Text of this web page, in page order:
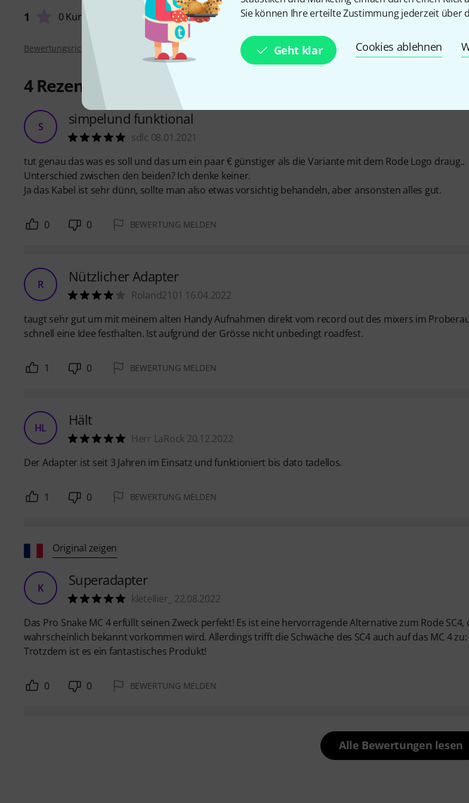
Sie können Ihre erteilte Zustimmung jederzeit über
Geht klar Cookies ablehnen
1 0 Kunden
Bewertungsrichtlinien
4Rezensionen
S simpelund funktional
sdlc 08.01.2021
tut genau das was es soll und das um ein paar € günstiger als die Variante mit dem Rode Logo draug..
Unterschied zwischen den beiden? Ich denke keiner.
Ja das Kabel ist sehr dünn, sollte man also etwas vorsichtig behandeln, aber ansonsten alles gut.
0 0 BEWERTUNG MELDEN
R Nützlicher Adapter
Roland2101 16.04.2022
taugt sehr gut um mit meinem alten Handy Aufnahmen direkt vom record out des mixers im
schnell eine Idee festhalten. Ist aufgrund der Grösse nicht unbedingt roadfest.
1 0 BEWERTUNG MELDEN
HL Hält
Herr LaRock 20.12.2022
Der Adapter ist seit 3 Jahren im Einsatz und funktioniert bis dato tadellos.
1 0 BEWERTUNG MELDEN
Original zeigen
K Superadapter
kletellier_ 22.08.2022
Das Pro Snake MC 4 erfüllt seinen Zweck perfekt! Es ist eine hervorragende Alternative zum Rode SC4,
wahrscheinlich bekannt vorkommen wird. Allerdings trifft die Schwäche des SC4 auch auf das MC 4
Trotzdem ist es ein fantastisches Produkt!
0 0 BEWERTUNG MELDEN
Alle Bewertungen lesen